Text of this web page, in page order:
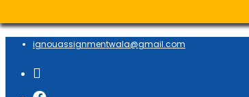
ignouassignmentwala@gmail.com